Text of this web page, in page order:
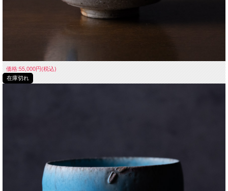
価格:55,000円(税込)
在庫切れ